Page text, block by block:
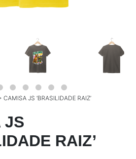
CAMISA JS ‘BRASILIDADE RAIZ’
JS
RAIZ’